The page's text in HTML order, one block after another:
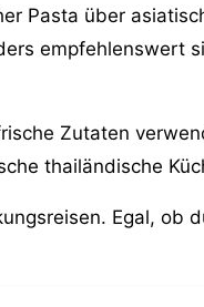
Pasta über
empfehlenswert
Zutaten
thailändische
Egal, ob